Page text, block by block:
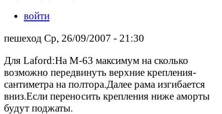
войти
пешеход Ср, 26/09/2007 - 21:30
Для Laford:На М-63 максимум на сколько
возможно передвинуть верхние крепления-
сантиметра на полтора.Далее рама изгибается
вниз.Если переносить крепления ниже аморты
будут поджаты.